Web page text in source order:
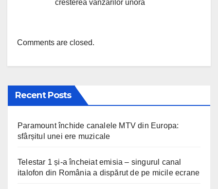
cresterea vanzarilor unora
Comments are closed.
Recent Posts
Paramount închide canalele MTV din Europa:
sfârșitul unei ere muzicale
Telestar 1 și-a încheiat emisia – singurul canal
italofon din România a dispărut de pe micile ecrane